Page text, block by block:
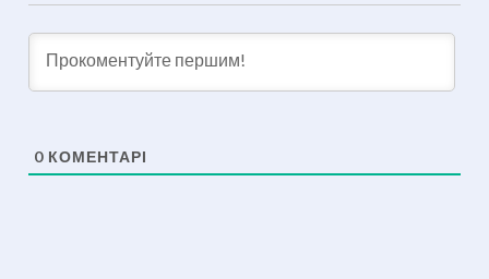
0 КОМЕНТАРІ